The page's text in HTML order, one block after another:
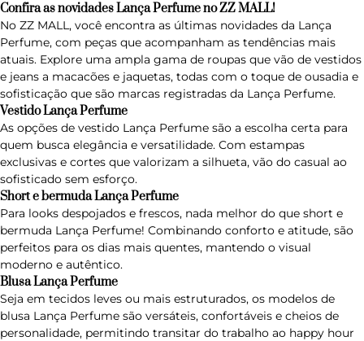
Confira as novidades Lança Perfume no ZZ MALL!
No ZZ MALL, você encontra as últimas novidades da Lança
Perfume, com peças que acompanham as tendências mais
atuais. Explore uma ampla gama de roupas que vão de vestidos
e jeans a macacões e jaquetas, todas com o toque de ousadia e
sofisticação que são marcas registradas da Lança Perfume.
Vestido Lança Perfume
As opções de vestido Lança Perfume são a escolha certa para
quem busca elegância e versatilidade. Com estampas
exclusivas e cortes que valorizam a silhueta, vão do casual ao
sofisticado sem esforço.
Short e bermuda Lança Perfume
Para looks despojados e frescos, nada melhor do que short e
bermuda Lança Perfume! Combinando conforto e atitude, são
perfeitos para os dias mais quentes, mantendo o visual
moderno e autêntico.
Blusa Lança Perfume
Seja em tecidos leves ou mais estruturados, os modelos de
blusa Lança Perfume são versáteis, confortáveis e cheios de
personalidade, permitindo transitar do trabalho ao happy hour